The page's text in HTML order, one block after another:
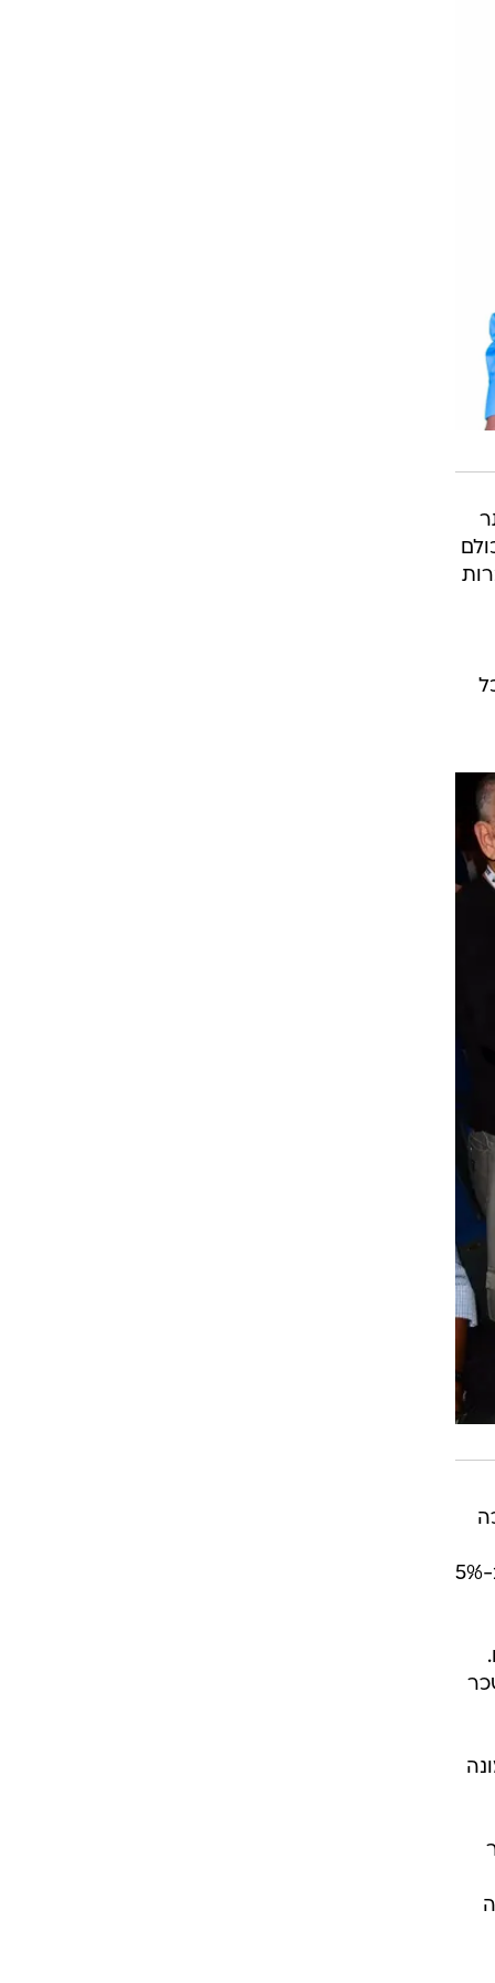
יותר
התקשוב בלב פארק ההייטק בבאר שבע, מגה פרויקט שיביא בעקבותיו אלפי משרתי קבע שדי ב-5%